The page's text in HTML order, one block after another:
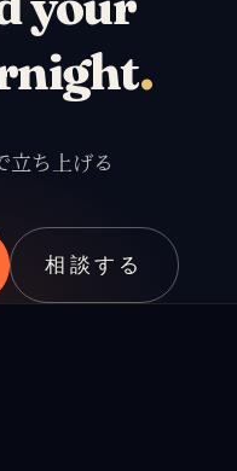
.
立ち上げる
相談する